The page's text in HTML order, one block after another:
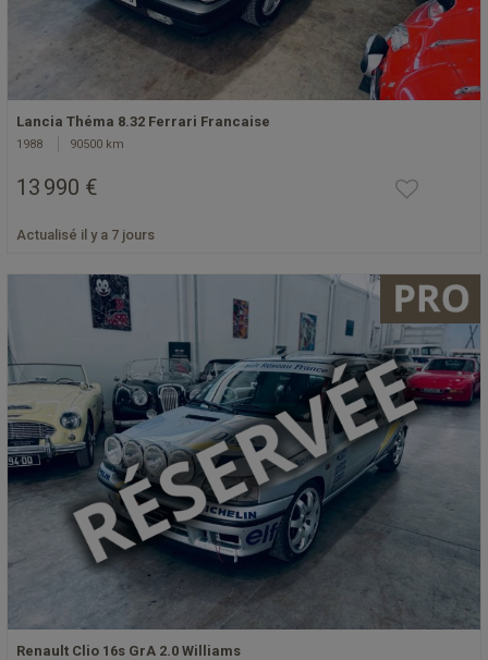
Lancia Théma 8.32 Ferrari Francaise
1988 90500 km
13 990 €
Actualisé il y a 7 jours
Renault Clio 16s GrA 2.0 Williams